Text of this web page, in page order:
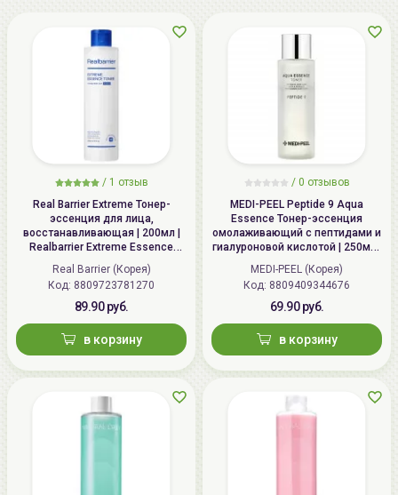
комплексно косметические средства от
Real Barrier.
/ 1 отзыв
Real Barrier Extreme Тонер-
эссенция для лица,
восстанавливающая | 200мл |
Realbarrier Extreme Essence
Toner (Original)
Real Barrier (Корея)
Код: 8809723781270
89.90 руб.
в корзину
/ 0 отзывов
MEDI-PEEL Peptide 9 Aqua
Essence Тонер-эссенция
омолаживающий с пептидами и
гиалуроновой кислотой | 250мл |
Peptide 9 Aqua Essence Toner
MEDI-PEEL (Корея)
Код: 8809409344676
69.90 руб.
в корзину